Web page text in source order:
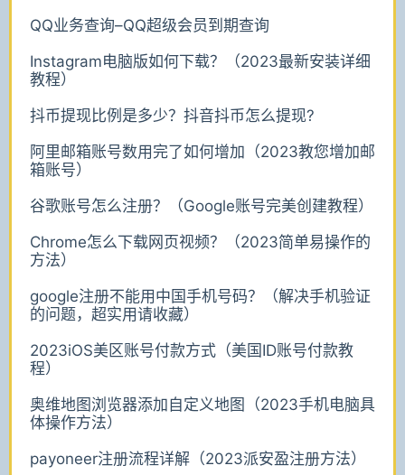
QQ业务查询–QQ超级会员到期查询
Instagram电脑版如何下载？（2023最新安装详细
教程）
抖币提现比例是多少？抖音抖币怎么提现?
阿里邮箱账号数用完了如何增加（2023教您增加邮
箱账号）
谷歌账号怎么注册？（Google账号完美创建教程）
Chrome怎么下载网页视频？（2023简单易操作的
方法）
google注册不能用中国手机号码？（解决手机验证
的问题，超实用请收藏）
2023iOS美区账号付款方式（美国ID账号付款教
程）
奥维地图浏览器添加自定义地图（2023手机电脑具
体操作方法）
payoneer注册流程详解（2023派安盈注册方法）